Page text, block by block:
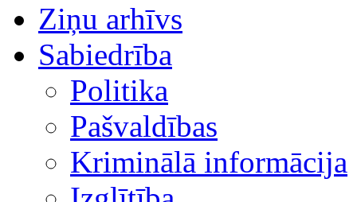
Ziņu arhīvs
Sabiedrība
Politika
Pašvaldības
Kriminālā informācija